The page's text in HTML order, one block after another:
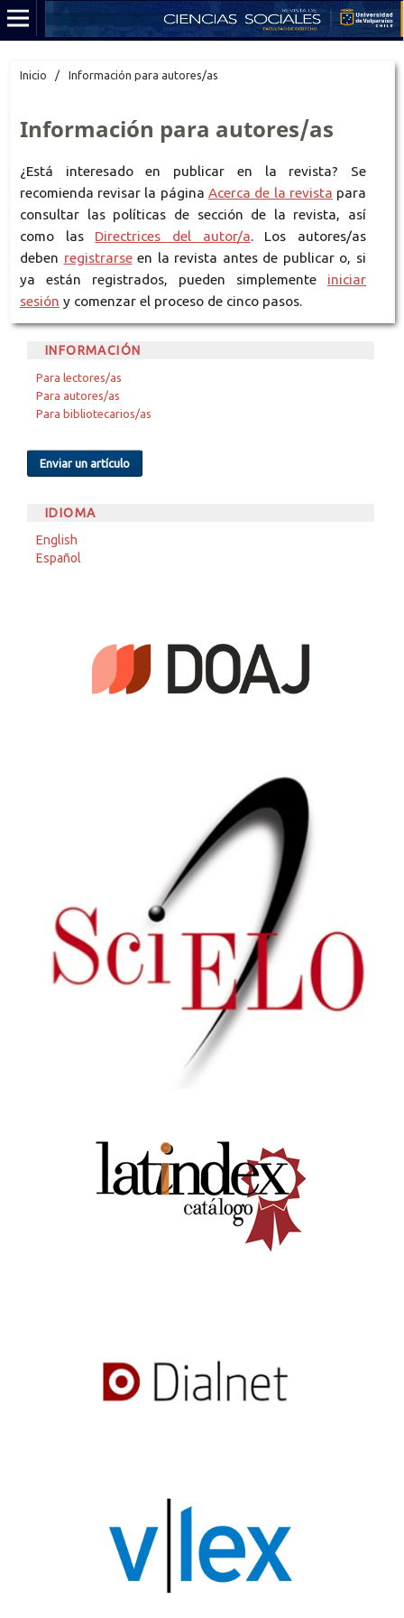
Inicio / Información para autores/as
Información para autores/as
¿Está interesado en publicar en la revista? Se
recomienda revisar la página Acerca de la revista para
consultar las políticas de sección de la revista, así
como las Directrices del autor/a. Los autores/as
deben registrarseen la revista antes de publicar o, si
ya están registrados, pueden simplemente iniciar
sesión y comenzar el proceso de cinco pasos.
INFORMACIÓN
Para lectores/as
Para autores/as
Para bibliotecarios/as
Enviar un artículo
IDIOMA
English
Español